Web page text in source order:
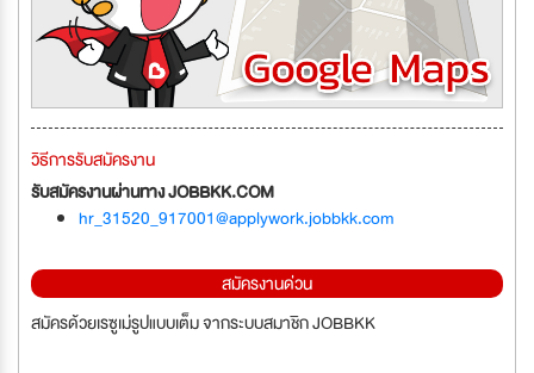
วิธีการรับสมัครงาน
รับสมัครงานผ่านทาง JOBBKK.COM
hr_31520_917001@applywork.jobbkk.com
สมัครงานด่วน
สมัครด้วยเรซูเม่รูปแบบเต็ม จากระบบสมาชิก JOBBKK